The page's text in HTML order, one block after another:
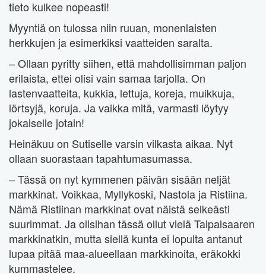
tieto kulkee nopeasti!
Myyntiä on tulossa niin ruuan, monenlaisten
herkkujen ja esimerkiksi vaatteiden saralta.
– Ollaan pyritty siihen, että mahdollisimman paljon
erilaista, ettei olisi vain samaa tarjolla. On
lastenvaatteita, kukkia, lettuja, koreja, muikkuja,
lörtsyjä, koruja. Ja vaikka mitä, varmasti löytyy
jokaiselle jotain!
Heinäkuu on Sutiselle varsin vilkasta aikaa. Nyt
ollaan suorastaan tapahtumasumassa.
– Tässä on nyt kymmenen päivän sisään neljät
markkinat. Voikkaa, Myllykoski, Nastola ja Ristiina.
Nämä Ristiinan markkinat ovat näistä selkeästi
suurimmat. Ja olisihan tässä ollut vielä Taipalsaaren
markkinatkin, mutta siellä kunta ei lopulta antanut
lupaa pitää maa-alueellaan markkinoita, eräkokki
kummastelee.